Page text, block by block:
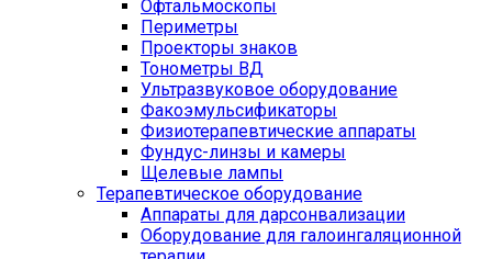
Офтальмоскопы
Периметры
Проекторы знаков
Тонометры ВД
Ультразвуковое оборудование
Факоэмульсификаторы
Физиотерапевтические аппараты
Фундус-линзы и камеры
Щелевые лампы
Терапевтическое оборудование
Аппараты для дарсонвализации
Оборудование для галоингаляционной